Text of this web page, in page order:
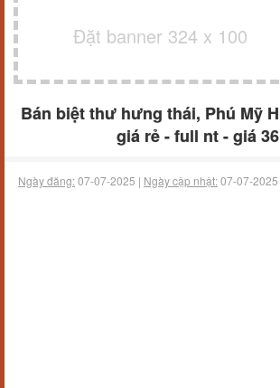
Đặt banner 324 x 100
Bán biệt thư hưng thái, Phú Mỹ
giá rẻ - full nt - giá
Ngày đăng:07-07-2025 | Ngày cập nhật:07-07-2025